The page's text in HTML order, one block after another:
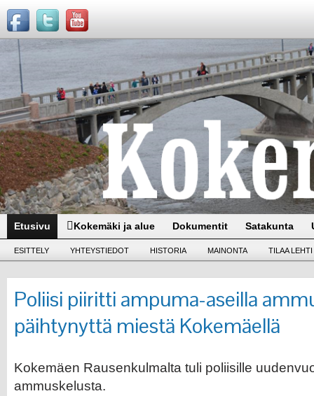
Etusivu Kokemäki ja alue Dokumentit Satakunta
ESITTELY YHTEYSTIEDOT HISTORIA MAINONTA TILAA LEHTI
Poliisi piiritti ampuma-aseilla
päihtynyttä miestä Kokemäellä
Kokemäen Rausenkulmalta tuli poliisille
ammuskelusta.